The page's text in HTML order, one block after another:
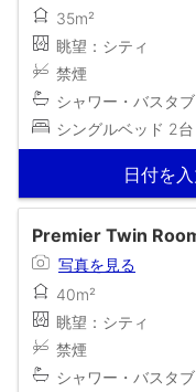
35m²
眺望：シティ
禁煙
シャワー・バスタブ
シングルベッド 2台
日付を
Premier Twin
写真を見る
40m²
眺望：シティ
禁煙
シャワー・バスタブ